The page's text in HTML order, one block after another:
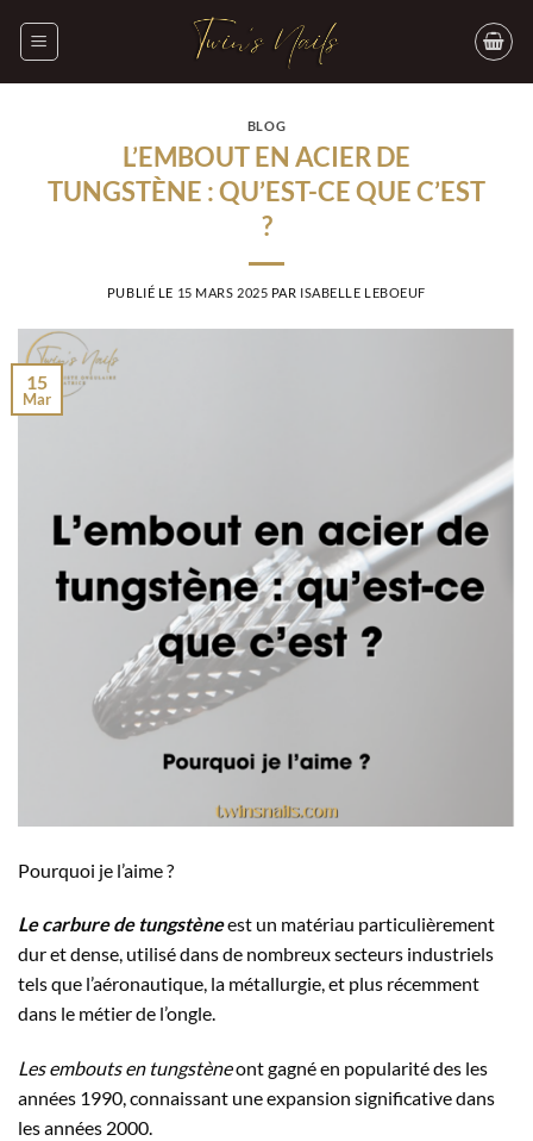
BLOG
L’EMBOUT EN ACIER DE
TUNGSTÈNE : QU’EST-CE QUE C’EST
?
PUBLIÉ LE 15 MARS 2025 PAR ISABELLE LEBOEUF
15
Mar
Pourquoi je l’aime ?
Le carbure de tungstèneest un matériau particulièrement
dur et dense, utilisé dans de nombreux secteurs industriels
tels que l’aéronautique, la métallurgie, et plus récemment
dans le métier de l’ongle.
Les embouts en tungstèneont gagné en popularité des les
années 1990, connaissant une expansion significative dans
les années 2000.